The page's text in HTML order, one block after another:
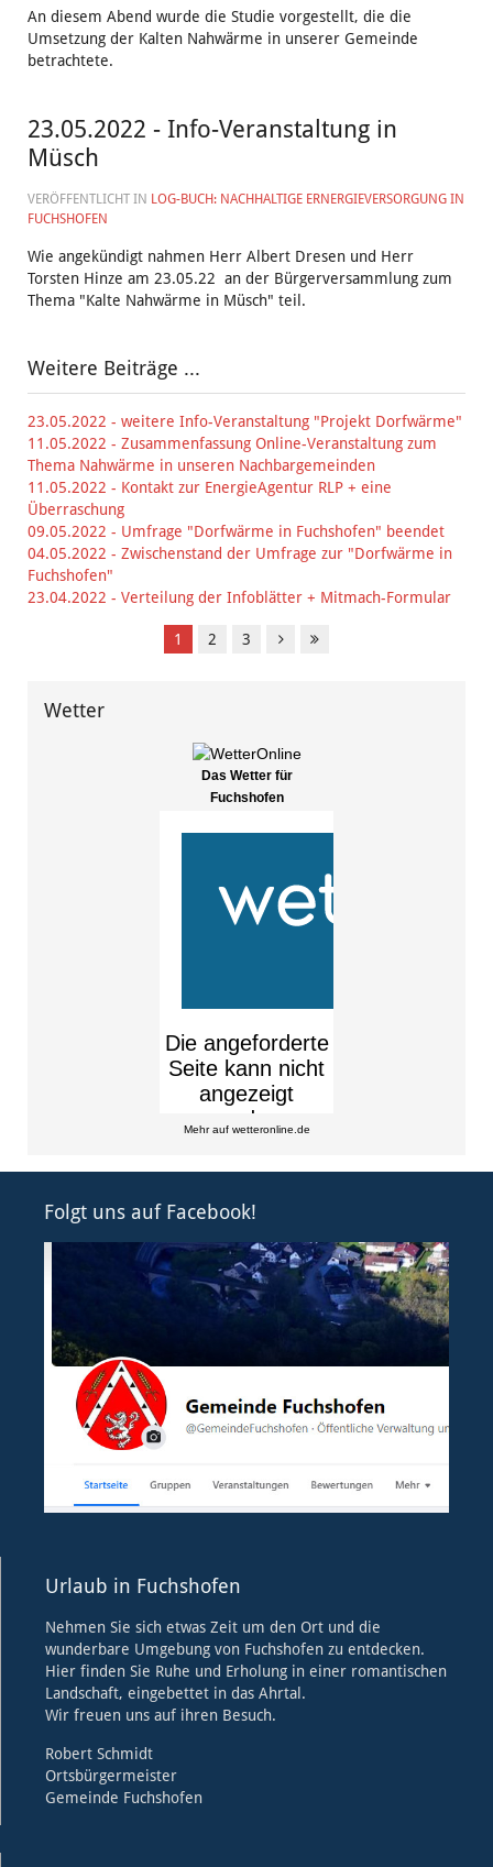
An diesem Abend wurde die Studie vorgestellt, die die
Umsetzung der Kalten Nahwärme in unserer Gemeinde
betrachtete.
23.05.2022 - Info-Veranstaltung in
Müsch
VERÖFFENTLICHT IN LOG-BUCH: NACHHALTIGE ERNERGIEVERSORGUNG IN
FUCHSHOFEN
Wie angekündigt nahmen Herr Albert Dresen und Herr
Torsten Hinze am 23.05.22 an der Bürgerversammlung zum
Thema "Kalte Nahwärme in Müsch" teil.
Weitere Beiträge ...
23.05.2022 - weitere Info-Veranstaltung "Projekt Dorfwärme"
11.05.2022 - Zusammenfassung Online-Veranstaltung zum
Thema Nahwärme in unseren Nachbargemeinden
11.05.2022 - Kontakt zur EnergieAgentur RLP + eine
Überraschung
09.05.2022 - Umfrage "Dorfwärme in Fuchshofen" beendet
04.05.2022 - Zwischenstand der Umfrage zur "Dorfwärme in
Fuchshofen"
23.04.2022 - Verteilung der Infoblätter + Mitmach-Formular
1 2 3
Wetter
Das Wetter für
Fuchshofen
Mehr auf wetteronline.de
Folgt uns auf Facebook!
Urlaub in Fuchshofen
Nehmen Sie sich etwas Zeit um den Ort und die
wunderbare Umgebung von Fuchshofen zu entdecken.
Hier finden Sie Ruhe und Erholung in einer romantischen
Landschaft, eingebettet in das Ahrtal.
Wir freuen uns auf ihren Besuch.
Robert Schmidt
Ortsbürgermeister
Gemeinde Fuchshofen